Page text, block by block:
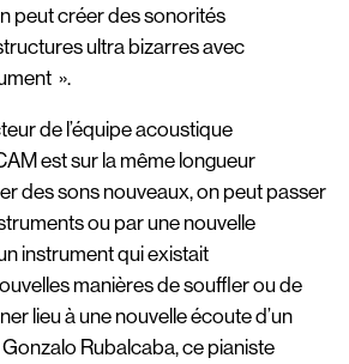
peut créer des sonorités
ultra bizarres avec
».
de l’équipe acoustique
est sur la même longueur
des sons nouveaux, on peut passer
ou par une nouvelle
instrument qui existait
manières de souffler ou de
lieu à une nouvelle écoute d’un
Rubalcaba, ce pianiste